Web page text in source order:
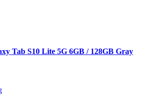
Tab S10 Lite 5G 6GB / 128GB Gray